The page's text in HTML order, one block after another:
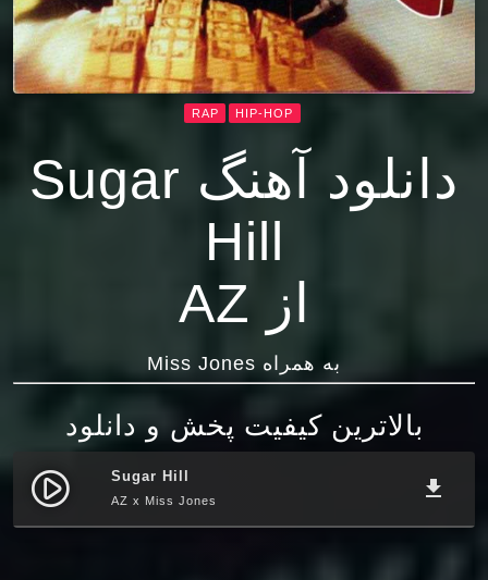
HIP-HOP
RAP
دانلود آهنگ Sugar
Hill
از AZ
به همراه Miss Jones
بالاترین کیفیت پخش و دانلود
play_circle_filled Sugar Hill
AZ x Miss Jones file_download